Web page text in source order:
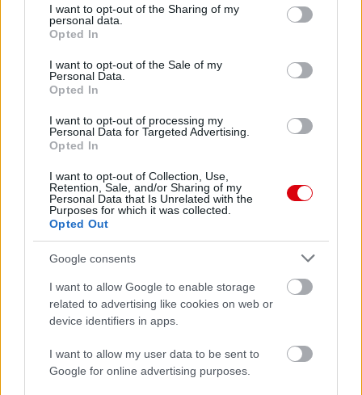
not limited to your visit or usage behaviour. You may click to
grant or deny consent to Google and its third-party tags to
use your data for below specified purposes in below Google
consent section.
I want to opt-out of the Sharing of my
personal data.
Opted In
I want to opt-out of the Sale of my
Personal Data.
Opted In
I want to opt-out of processing my
Personal Data for Targeted Advertising.
Opted In
I want to opt-out of Collection, Use,
Retention, Sale, and/or Sharing of my
Personal Data that Is Unrelated with the
Purposes for which it was collected.
Opted Out
Google consents
I want to allow Google to enable storage
related to advertising like cookies on web or
device identifiers in apps.
I want to allow my user data to be sent to
Google for online advertising purposes.
Manchester United
Nya Ullevi, Göteborg
2026-08-08 17:00
0 nap 1 óra 31 perc 41 másodperc
Leeds UnitedvsManchester United
AC Milan Manchester United
ELŐZŐ MÉRKŐZÉSEK
Támogatás